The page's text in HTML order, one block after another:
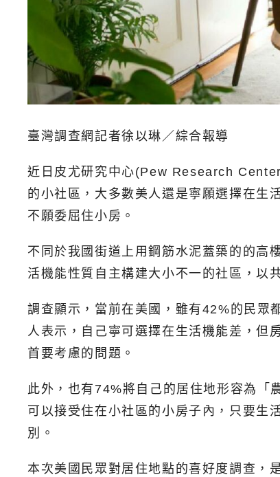
臺灣調查網記者徐以琳／綜合報導
近日皮尤研究中心(Pew Research
的小社區，大多數美人還是寧願選擇在生
不願委屈住小房。
不同於我國街道上用鋼筋水泥蓋築的的高
活機能性質自主構建大小不一的社區，以
調查顯示，當前在美國，雖有42%的民眾
人表示，自己寧可選擇在生活機能差，但
首要考慮的問題。
此外，也有74%將自己的居住地形容為「
可以接受住在小社區的小房子內，只要生
別。
本次美國民眾對居住地點的喜好度調查